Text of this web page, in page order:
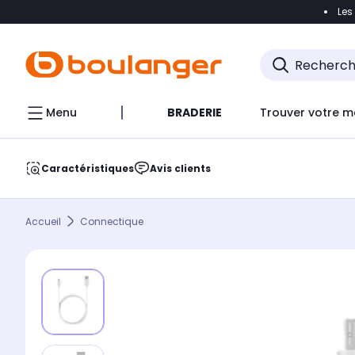
Accéder
Menu BRADERIE Trouver votre
Caractéristiques Avis clients
Accueil Connectique